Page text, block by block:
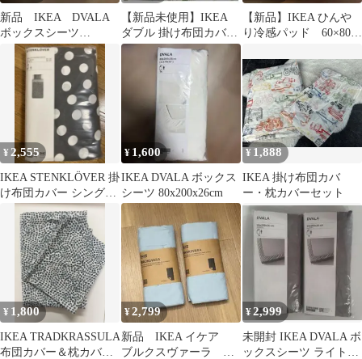
新品 IKEA DVALA
ボックスシーツ
160✖️200✖️26㎝
【新品未使用】IKEA
ダブル 掛け布団カバー
枕カバーセット 植物柄
【新品】IKEA ひんや
り冷感パッド 60×80
¥ 2,555
IKEA STENKLÖVER 掛
け布団カバー シングル
ドット柄
¥ 1,600
IKEA DVALA ボックス
シーツ 80x200x26cm
¥1,888
IKEA 掛け布団カバ
ー・枕カバーセット
¥ 1,800
IKEA TRADKRASSULA
布団カバー＆枕カバー
¥2,799
新品 IKEA イケア
ブルクスヴァーラ シ
¥2,999
未開封 IKEA DVALA ボ
ックスシーツ ライトグ